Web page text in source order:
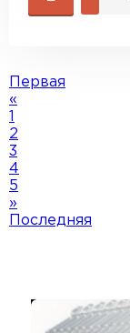
Первая
«
2
3
4
5
»
Последняя